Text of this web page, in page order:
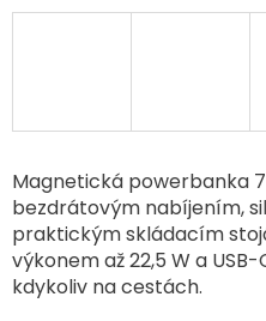
Magnetická powerbanka
bezdrátovým nabíjením,
praktickým skládacím
výkonem až 22,5 W a
kdykoliv na cestách.